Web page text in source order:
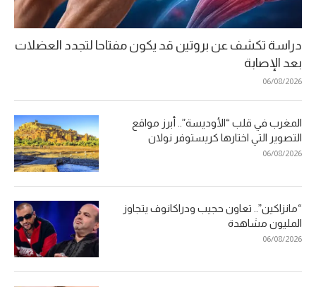
دراسة تكشف عن بروتين قد يكون مفتاحا لتجدد العضلات
بعد الإصابة
06/08/2026
المغرب في قلب “الأوديسة”.. أبرز مواقع
التصوير التي اختارها كريستوفر نولان
06/08/2026
“مانزاكين”.. تعاون حجيب ودراكانوف يتجاوز
المليون مشاهدة
06/08/2026